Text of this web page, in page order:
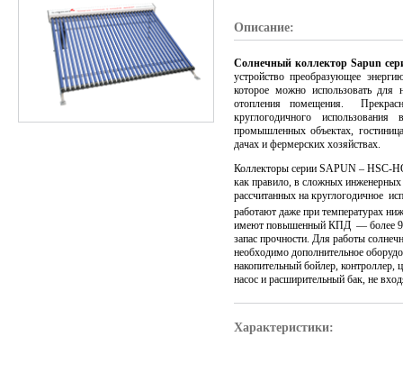
Описание:
Солнечный коллектор Sapun
устройство преобразующее
которое можно использовать для
отопления помещения.
круглогодичного
промышленных объектах,
дачах и фермерских хозяйствах.
Коллекторы серии SAPUN – HSC-
как правило, в сложных инженерных
рассчитанных на круглогодичное
работают даже при температурах
имеют повышенный КПД — более
запас прочности. Для работы
необходимо дополнительное
накопительный бойлер, контроллер,
насос и расширительный бак, не
Характеристики: